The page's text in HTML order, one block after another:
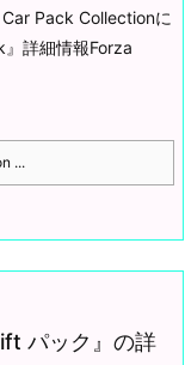
Pack Collectionに
』詳細情報Forza
...
パック』の詳